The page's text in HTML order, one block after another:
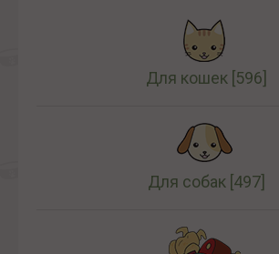
Для кошек [596]
Для собак [497]